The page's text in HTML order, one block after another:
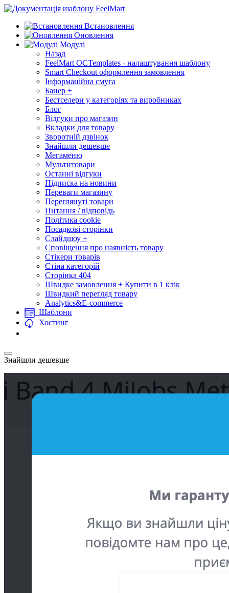
Встановлення
Оновлення
Модулі
Назад
FeelMart OCTemplates - налаштування шаблону
Smart Checkout оформлення замовлення
Інформаційна смуга
Банер +
Бестселери у категоріях та виробниках
Блог
Відгуки про магазин
Вкладки для товару
Зворотній дзвінок
Знайшли дешевше
Мегаменю
Мультитовари
Останні відгуки
Підписка на новини
Переваги магазину
Переглянуті товари
Питання / відповідь
Політика cookie
Посадкові сторінки
Слайдшоу +
Сповіщення про наявність товару
Стікери товарів
Стіна категорій
Сторінка 404
Швидке замовлення + Купити в 1 клік
Швидкий перегляд товару
Analytics&E-commerce
Шаблони
Хостинг
Знайшли дешевше